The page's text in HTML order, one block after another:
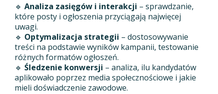
🔹 Analiza zasięgów i interakcji – sprawdzanie,
które posty i ogłoszenia przyciągają najwięcej
uwagi.
🔹 Optymalizacja strategii – dostosowywanie
treści na podstawie wyników kampanii, testowanie
różnych formatów ogłoszeń.
🔹 Śledzenie konwersji – analiza, ilu kandydatów
aplikowało poprzez media społecznościowe i jakie
mieli doświadczenie zawodowe.